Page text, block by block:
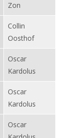
Zon
Collin
Oosthof
Oscar
Kardolus
Oscar
Kardolus
Oscar